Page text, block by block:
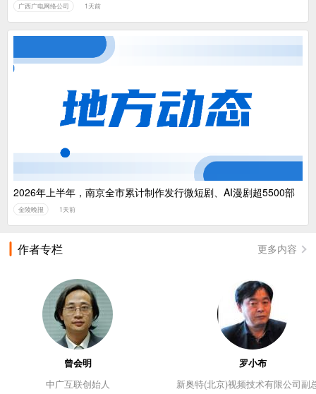
广西广电网络公司 1天前
2026年上半年，南京全市累计制作发行微短剧、AI漫剧超5500部
金陵晚报 1天前
作者专栏 更多内容
曾会明
中广互联创始人
罗小布
新奥特(北京)视频技术有限公司副